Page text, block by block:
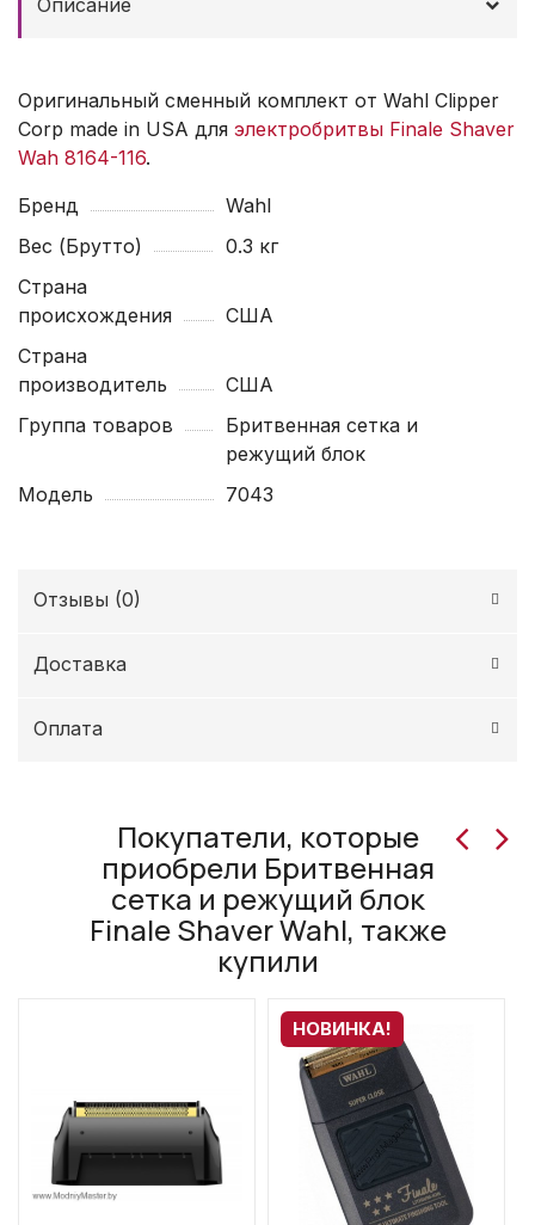
Оригинальный сменный комплект от Wahl Clipper
Corp made in USA для электробритвы Finale Shaver
Wah 8164-116.
Бренд
Wahl
Вес (Брутто)
0.3 кг
Страна
происхождения
США
Страна
производитель
США
Группа товаров
Бритвенная сетка и
режущий блок
Модель
7043
Отзывы (0)
Доставка
Оплата
Покупатели, которые
приобрели Бритвенная
сетка и режущий блок
Finale Shaver Wahl, также
купили
НОВИНКА!